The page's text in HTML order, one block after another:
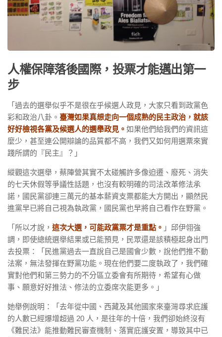
人權保障落後國際，投票才能邁出第一
步
「過去的選舉似乎不是很在乎候選人政見，大家只看到政黨色
彩和政治八卦。 臺灣如果真想走向一個成熟的民主政治，就該
好好檢視各黨及候選人的選舉政見。 如果他們給我們的資訊這
麼少，甚至連公開辯論的品質都不高，我們又如何用選票來實
踐所謂的『民主』？」
縱觀這次選舉，蔡陣營其實不太碰觸許多像迫遷、廢死、消失
的七天休假等爭議性話題，也沒有較明確的司法改革修法承
諾，國民黨卻連三萬元的基本薪資支票都能大方開出，顯然民
進黨早已將自己視為執政黨，國民黨也早將自己看作在野黨。
「所以才說， 這次大選，可能政黨票才是重點。 」邱伊翎強
調，即使總統選舉結果或已能預見，民眾還是該積極起身出門
去投票：「民進黨過去一直說自己是國會少數，說他們推不動
法案，無法發揮在野黨功能。現在他們要二度執政了，我們確
實對他們和第三勢力的不分區立委會有所期待，希望有心做
事、願意好好推法、修法的立委席次能更多。」
她舉例說明：「去年從中國、西藏及其他國家來臺灣尋求庇護
的人數已經爆增超過 20 人，是往年的十倍，我們卻始終沒有
《難民法》能推動難民審查機制、落實庇護安置，導致其中已